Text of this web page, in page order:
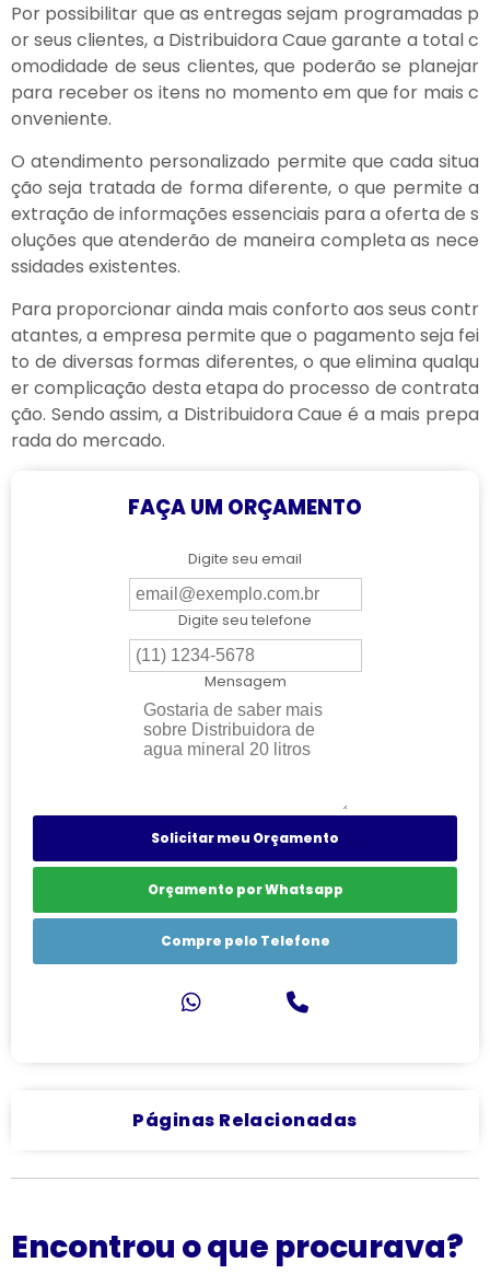
Por possibilitar que as entregas sejam programadas p
or seus clientes, a Distribuidora Caue garante a total c
omodidade de seus clientes, que poderão se planejar
para receber os itens no momento em que for mais c
onveniente.
O atendimento personalizado permite que cada situa
ção seja tratada de forma diferente, o que permite a
extração de informações essenciais para a oferta de s
oluções que atenderão de maneira completa as nece
ssidades existentes.
Para proporcionar ainda mais conforto aos seus contr
atantes, a empresa permite que o pagamento seja fei
to de diversas formas diferentes, o que elimina qualqu
er complicação desta etapa do processo de contrata
ção. Sendo assim, a Distribuidora Caue é a mais prepa
rada do mercado.
FAÇA UM ORÇAMENTO
Digite seu email
Digite seu telefone
Mensagem
Solicitar meu Orçamento
Orçamento por Whatsapp
Compre pelo Telefone
Páginas Relacionadas
Encontrou o que procurava?